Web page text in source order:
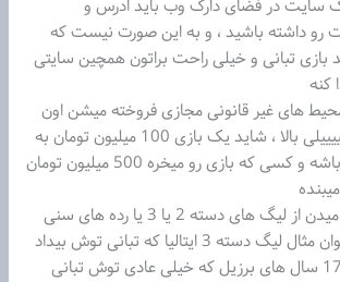
سایت در فضای دارک وب باید ادرس و
داشته باشید ، و به این صورت نیست که
تبانی و خیلی راحت براتون همچین سایتی
کنه
های غیر قانونی مجازی فروخته میشن اون
هم با قیمت های خییییلی بالا ، شاید یک بازی 100 میلیون تومان به
عنوان مثال قیمتش باشه و کسی که بازی رو میخره 500 میلیون تومان
و بازی هایی هم که میدن از لیگ های دسته 2 یا 3 یا رده های سنی
پایین هستن ، به عنوان مثال لیگ دسته 3 ایتالیا که تبانی توش بیداد
میکنه و یا لیگ زیر 17 سال های برزیل که خیلی عادی توش تبانی